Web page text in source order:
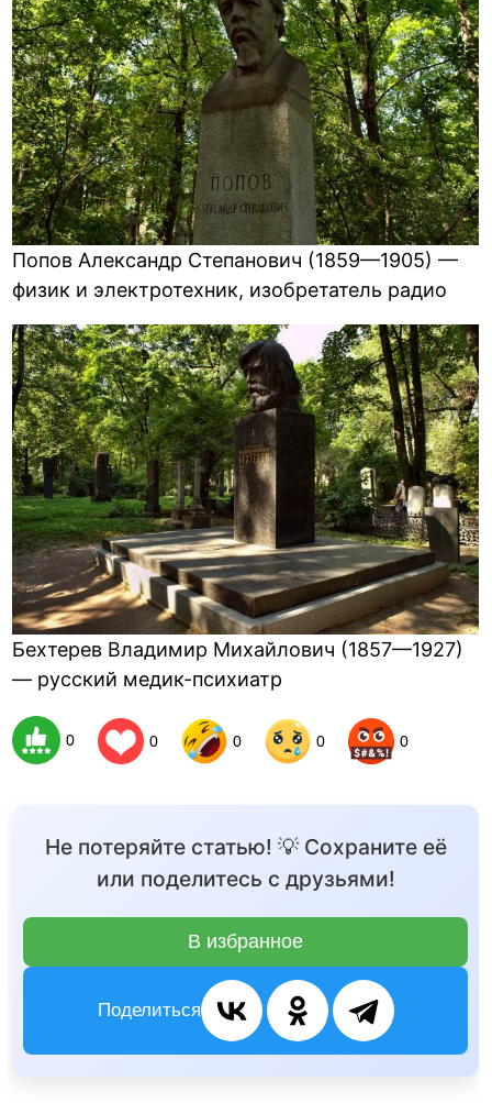
Попов Александр Степанович (1859—1905) —
физик и электротехник, изобретатель радио
Бехтерев Владимир Михайлович (1857—1927)
— русский медик-психиатр
0 0 0 0 0
Не потеряйте статью! 💡 Сохраните её
или поделитесь с друзьями!
В избранное
Поделиться